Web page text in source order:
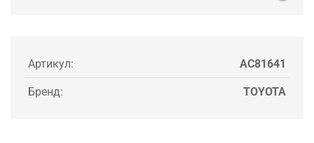
Артикул: AC81641
Бренд: TOYOTA